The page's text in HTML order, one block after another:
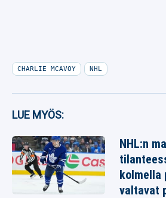
CHARLIE MCAVOY NHL
LUE MYÖS:
NHL:n
kolmella
valtavat